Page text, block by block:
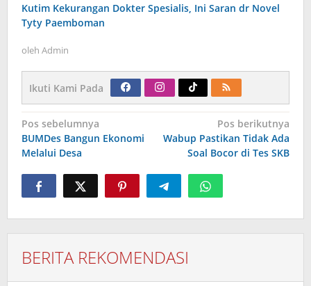
Kutim Kekurangan Dokter Spesialis, Ini Saran dr Novel
Tyty Paemboman
oleh Admin
Ikuti Kami Pada
Navigasi
pos
Pos sebelumnya
BUMDes Bangun Ekonomi
Melalui Desa
Pos berikutnya
Wabup Pastikan Tidak Ada
Soal Bocor di Tes SKB
BERITA REKOMENDASI